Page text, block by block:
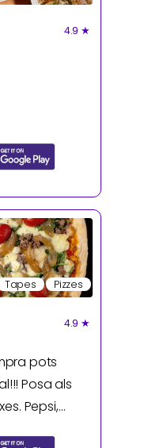
4.9 ★
Tapes Pizzes
4.9 ★
pots
Posa als
Pepsi,